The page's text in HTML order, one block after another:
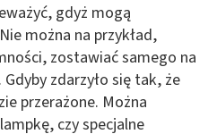
gdyż mogą
można na przykład,
zostawiać samego na
zdarzyło się tak, że
przerażone. Można
czy specjalne